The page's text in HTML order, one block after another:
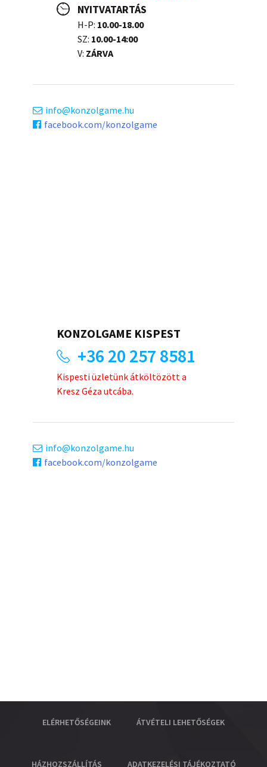
NYITVATARTÁS
H-P: 10.00-18.00
SZ: 10.00-14:00
V: ZÁRVA
info
konzolgame.hu
facebook.com/konzolgame
KONZOLGAME KISPEST
+36 20 257 8581
Kispesti üzletünk átköltözött a
Kresz Géza utcába.
info
konzolgame.hu
facebook.com/konzolgame
ELÉRHETŐSÉGEINK ÁTVÉTELI LEHETŐSÉGEK
HÁZHOZSZÁLLÍTÁS ADATKEZELÉSI TÁJÉKOZTATÓ